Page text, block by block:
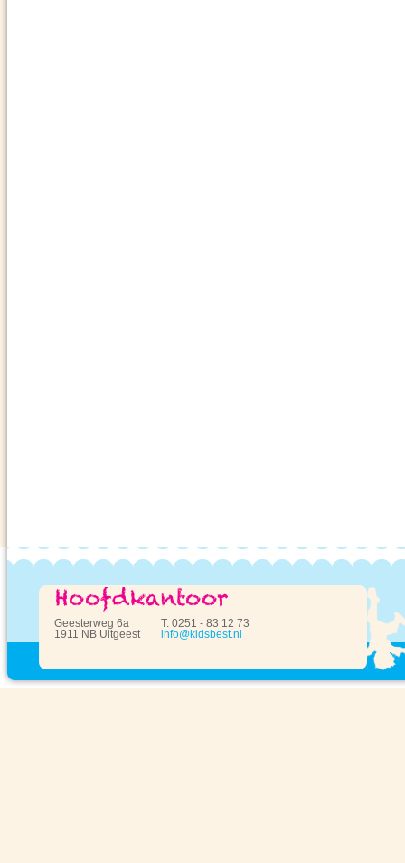
Geesterweg 6a
1911 NB Uitgeest
T: 0251 - 83 12 73
info@kidsbest.nl